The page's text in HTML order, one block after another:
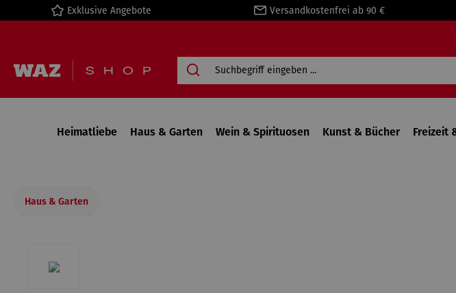
Zur Hauptnavigation springen
Exklusive Angebote Versandkostenfrei ab 90 €
Heimatliebe Haus & Garten Wein & Spirituosen Kunst & Bücher Freizeit
Haus & Garten